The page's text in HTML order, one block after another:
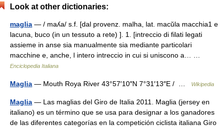
Look at other dictionaries:
maglia — / maʎa/ s.f. [dal provenz. malha, lat. macŭla macchia1 e
lacuna, buco (in un tessuto a rete) ]. 1. [intreccio di filati legati
assieme in anse sia manualmente sia mediante particolari
macchine e, anche, l intero intreccio in cui si uniscono a… …
Enciclopedia Italiana
Maglia — Mouth Roya River 43°57′10″N 7°31′13″E / … Wikipedia
Maglia — Las maglias del Giro de Italia 2011. Maglia (jersey en
italiano) es un término que se usa para designar a los ganadores
de las diferentes categorías en la competición ciclista italiana Giro